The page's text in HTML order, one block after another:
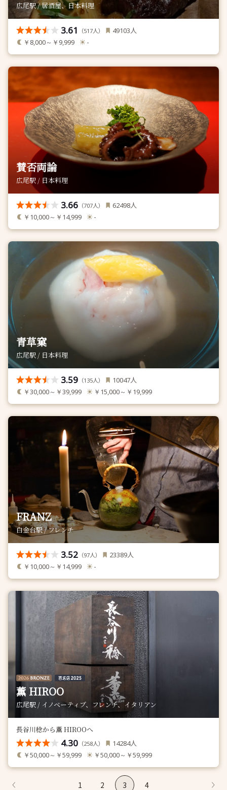
広尾駅 / 居酒屋、日本料理
3.61 （517人） 49103人
￥8,000～￥9,999 -
賛否両論
広尾駅 / 日本料理
3.66 （707人） 62498人
￥10,000～￥14,999 -
青草窠
広尾駅 / 日本料理
3.59 （135人） 10047人
￥30,000～￥39,999 ￥15,000～￥19,999
FRANZ
白金台駅 / フレンチ
3.52 （97人） 23389人
￥10,000～￥14,999 -
薫 HIROO
広尾駅 / イノベーティブ、フレンチ、イタリアン
長谷川稔から薫 HIROOへ
4.30 （258人） 14284人
￥50,000～￥59,999 ￥50,000～￥59,999
1 2 3 4